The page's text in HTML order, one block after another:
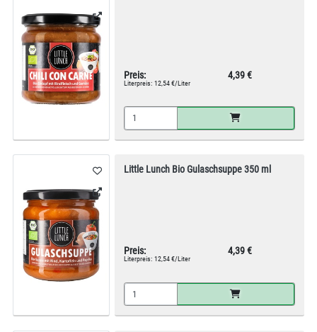
Preis: 4,39 €
Literpreis: 12,54 €/Liter
Little Lunch Bio Gulaschsuppe 350 ml
Preis: 4,39 €
Literpreis: 12,54 €/Liter